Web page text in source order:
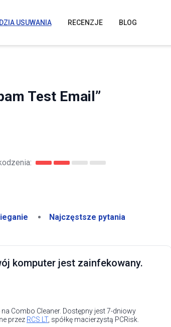
USUWANIA RECENZJE BLOG
Test Email”
Najczęstsze pytania
komputer jest zainfekowany.
Combo Cleaner. Dostępny jest 7-dniowy
przez RCS LT, spółkę macierzystą PCRisk.